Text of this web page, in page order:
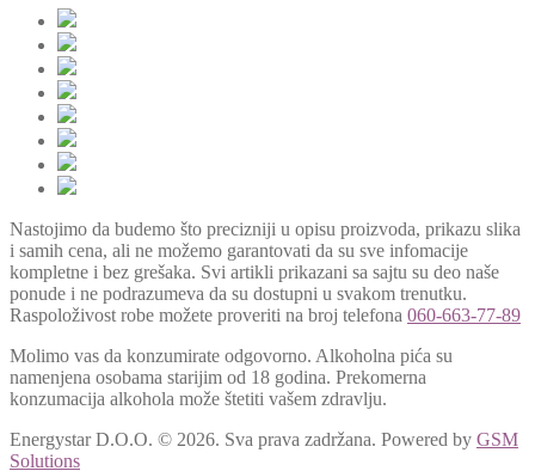
Nastojimo da budemo što precizniji u opisu proizvoda, prikazu slika
i samih cena, ali ne možemo garantovati da su sve infomacije
kompletne i bez grešaka. Svi artikli prikazani sa sajtu su deo naše
ponude i ne podrazumeva da su dostupni u svakom trenutku.
Raspoloživost robe možete proveriti na broj telefona 060-663-77-89
Molimo vas da konzumirate odgovorno. Alkoholna pića su
namenjena osobama starijim od 18 godina. Prekomerna
konzumacija alkohola može štetiti vašem zdravlju.
Energystar D.O.O. © 2026. Sva prava zadržana. Powered by GSM
Solutions